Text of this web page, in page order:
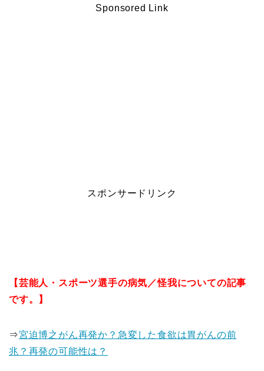
Sponsored Link
スポンサードリンク
【芸能人・スポーツ選手の病気／怪我についての記事
です。】
⇒宮迫博之がん再発か？急変した食欲は胃がんの前
兆？再発の可能性は？